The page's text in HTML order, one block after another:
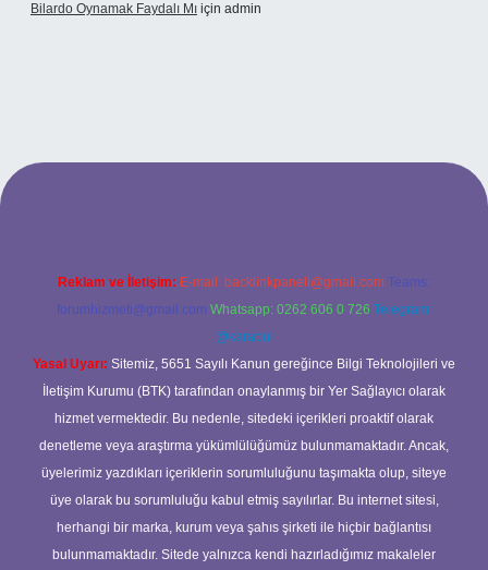
Bilardo Oynamak Faydalı Mı için admin
sitesi
Reklam ve İletişim: E-mail: backlinkpaneli@gmail.com Teams:
forumhizmeti@gmail.com Whatsapp: 0262 606 0 726 Telegram:
@karabul
Yasal Uyarı: Sitemiz, 5651 Sayılı Kanun gereğince Bilgi Teknolojileri ve
İletişim Kurumu (BTK) tarafından onaylanmış bir Yer Sağlayıcı olarak
hizmet vermektedir. Bu nedenle, sitedeki içerikleri proaktif olarak
denetleme veya araştırma yükümlülüğümüz bulunmamaktadır. Ancak,
üyelerimiz yazdıkları içeriklerin sorumluluğunu taşımakta olup, siteye
üye olarak bu sorumluluğu kabul etmiş sayılırlar. Bu internet sitesi,
herhangi bir marka, kurum veya şahıs şirketi ile hiçbir bağlantısı
bulunmamaktadır. Sitede yalnızca kendi hazırladığımız makaleler